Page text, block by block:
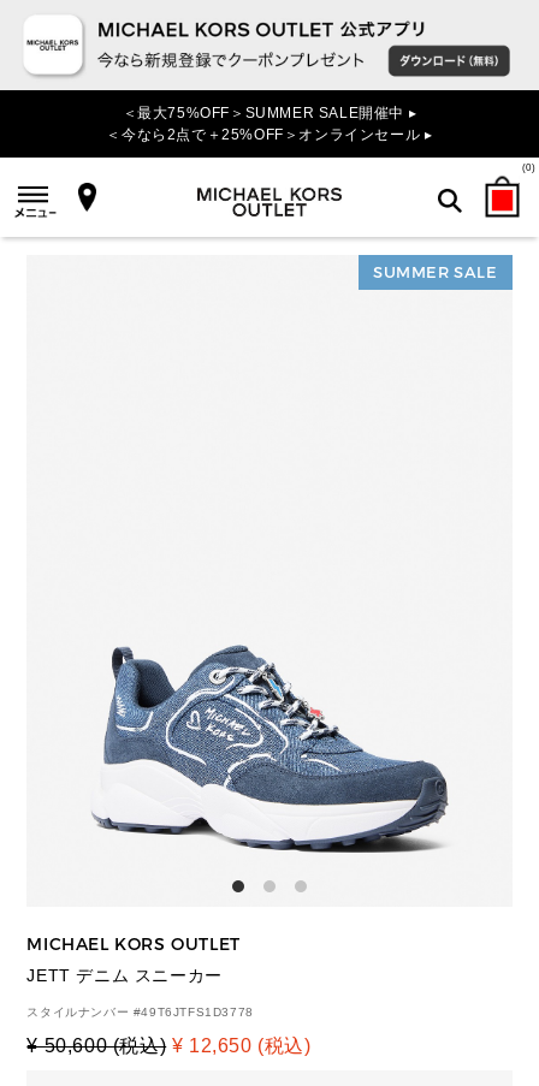
＜最大75%OFF＞SUMMER SALE開催中 ▸
＜今なら2点で＋25%OFF＞オンラインセール ▸
(0)
検索
SUMMER SALE
MICHAEL KORS OUTLET
JETT デニム スニーカー
スタイルナンバー #49T6JTFS1D3778
¥ 50,600 (税込) ¥ 12,650 (税込)